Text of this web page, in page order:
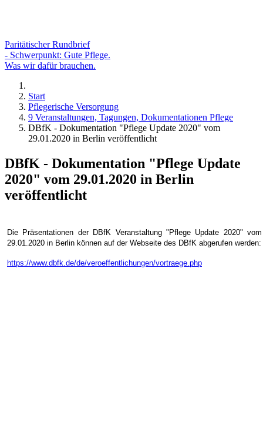
Paritätischer Rundbrief
- Schwerpunkt: Gute Pflege.
Was wir dafür brauchen.
Start
Pflegerische Versorgung
9 Veranstaltungen, Tagungen, Dokumentationen Pflege
DBfK - Dokumentation "Pflege Update 2020" vom
29.01.2020 in Berlin veröffentlicht
DBfK - Dokumentation "Pflege Update
2020" vom 29.01.2020 in Berlin
veröffentlicht
Die Präsentationen der DBfK Veranstaltung "Pflege Update 2020" vom
29.01.2020 in Berlin können auf der Webseite des DBfK abgerufen werden:
https://www.dbfk.de/de/veroeffentlichungen/vortraege.php